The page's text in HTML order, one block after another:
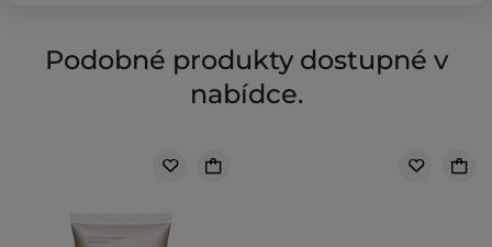
Podobné produkty dostupné v
nabídce.